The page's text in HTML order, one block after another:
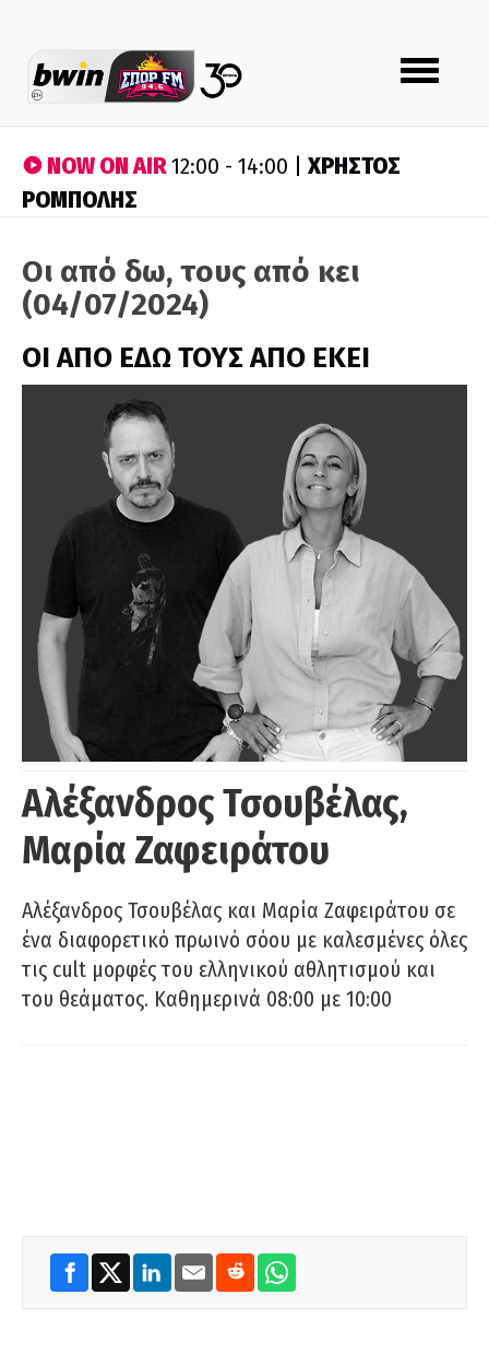
Toggle
navigation
NOW ON AIR12:00 - 14:00 | ΧΡΗΣΤΟΣ
ΡΟΜΠΟΛΗΣ
Οι από δω, τους από κει
(04/07/2024)
ΟΙ ΑΠΟ ΕΔΩ ΤΟΥΣ ΑΠΟ ΕΚΕΙ
Αλέξανδρος Τσουβέλας,
Μαρία Ζαφειράτου
Αλέξανδρος Τσουβέλας και Μαρία Ζαφειράτου σε
ένα διαφορετικό πρωινό σόου με καλεσμένες όλες
τις cult μορφές του ελληνικού αθλητισμού και
του θεάματος. Καθημερινά 08:00 με 10:00